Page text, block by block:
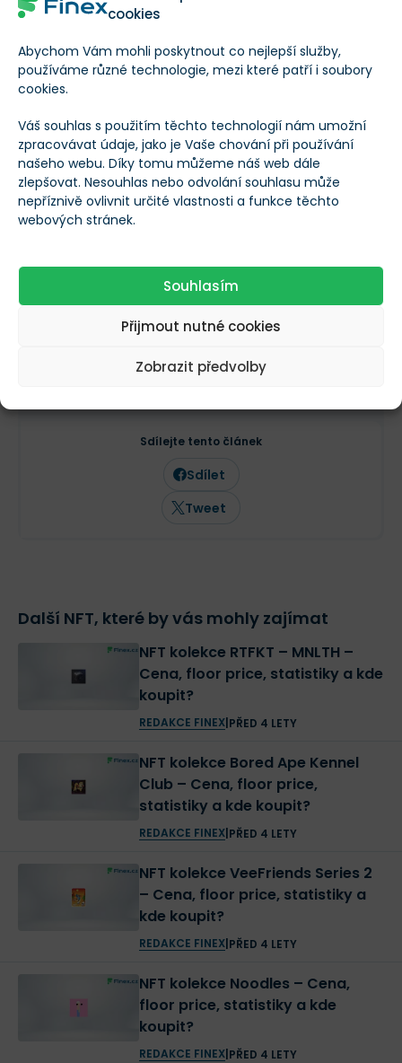
cookies
Abychom Vám mohli poskytnout co nejlepší služby,
používáme různé technologie, mezi které patří i soubory
cookies.
Váš souhlas s použitím těchto technologií nám umožní
zpracovávat údaje, jako je Vaše chování při používání
našeho webu. Díky tomu můžeme náš web dále
zlepšovat. Nesouhlas nebo odvolání souhlasu může
nepříznivě ovlivnit určité vlastnosti a funkce těchto
webových stránek.
Souhlasím
Přijmout nutné cookies
Zobrazit předvolby
Objem prodejů za
Počet držitelů
Ohodnoťte NFT kolekci Dooplicator
2
0
Autor
Redakce Finex
recenze autoři stránek Finex.cz a další
Sdílejte tento článek
Sdílet
Tweet
Další NFT, které by vás mohly zajímat
NFT kolekce RTFKT – MNLTH –
Cena, floor price, statistiky a kde
koupit?
REDAKCE FINEX| PŘED 4 LETY
NFT kolekce Bored Ape Kennel
Club – Cena, floor price,
statistiky a kde koupit?
REDAKCE FINEX| PŘED 4 LETY
NFT kolekce VeeFriends Series 2
– Cena, floor price, statistiky a
kde koupit?
REDAKCE FINEX| PŘED 4 LETY
NFT kolekce Noodles – Cena,
floor price, statistiky a kde
koupit?
REDAKCE FINEX| PŘED 4 LETY